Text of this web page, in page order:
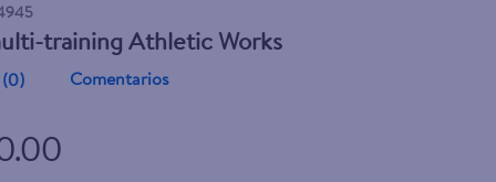
training Athletic Works
(0) Comentarios